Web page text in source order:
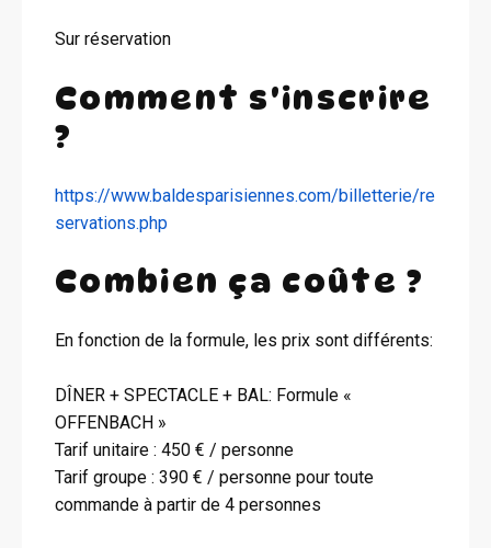
Sur réservation
Comment s'inscrire
?
https://www.baldesparisiennes.com/billetterie/re
servations.php
Combien ça coûte ?
En fonction de la formule, les prix sont différents:
DÎNER + SPECTACLE + BAL: Formule «
OFFENBACH »
Tarif unitaire : 450 € / personne
Tarif groupe : 390 € / personne pour toute
commande à partir de 4 personnes